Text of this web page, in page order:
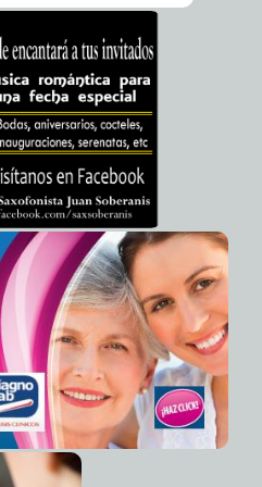
de Castro Pacheco, esencia de la
Monforte
municipal 'Si Comes Bien, Te
durante vacaciones de
director de Seguridad Jurídica
5,000 jóvenes en la Expo Alternativa
ni para el Presidente: diputada
'Reina de la Corona', las dos
aceite usado en jabón
de su bebé A7
Mari Tere Menéndez Monforte
el cáncer y el alzhéimer Mari Tere
de Messi en 66 mdp